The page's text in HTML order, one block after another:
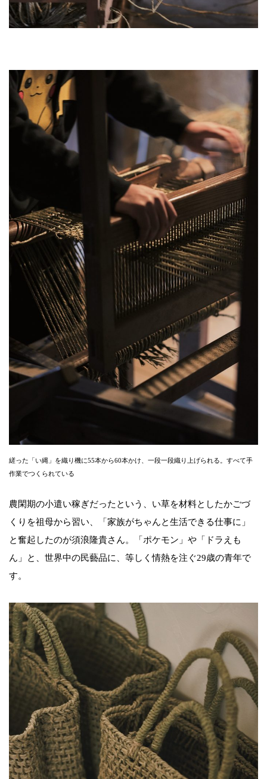
縒った「い縄」を織り機に55本から60本かけ、一段一段織り上げられる。すべて手
作業でつくられている
農閑期の小遣い稼ぎだったという、い草を材料としたかごづ
くりを祖母から習い、「家族がちゃんと生活できる仕事に」
と奮起したのが須浪隆貴さん。「ポケモン」や「ドラえも
ん」と、世界中の民藝品に、等しく情熱を注ぐ29歳の青年で
す。